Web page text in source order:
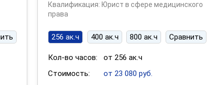
Квалификация: Юрист в сфере медицинского
права
256 ак.ч 400 ак.ч 800 ак.ч Сравнить
Кол-во часов:
от 256 ак.ч
Стоимость:
от 23 080 руб.